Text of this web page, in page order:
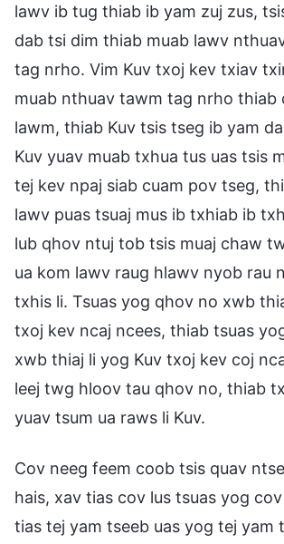
lawv ib tug thiab ib yam zuj zus,
dab tsi dim thiab muab lawv
tag nrho. Vim Kuv txoj kev txiav
muab nthuav tawm tag nrho thiab
lawm, thiab Kuv tsis tseg ib yam
Kuv yuav muab txhua tus uas tsis
tej kev npaj siab cuam pov tseg,
lawv puas tsuaj mus ib txhiab ib
lub qhov ntuj tob tsis muaj chaw
ua kom lawv raug hlawv nyob rau
txhis li. Tsuas yog qhov no xwb
txoj kev ncaj ncees, thiab tsuas
xwb thiaj li yog Kuv txoj kev coj
leej twg hloov tau qhov no, thiab
yuav tsum ua raws li Kuv.
Cov neeg feem coob tsis quav
hais, xav tias cov lus tsuas yog
tias tej yam tseeb uas yog tej yam